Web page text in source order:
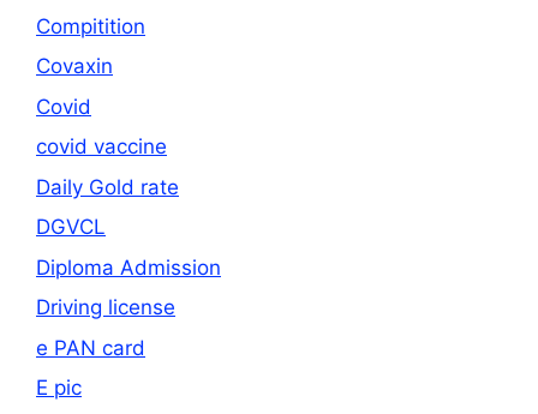
Compitition
Covaxin
Covid
covid vaccine
Daily Gold rate
DGVCL
Diploma Admission
Driving license
e PAN card
E pic